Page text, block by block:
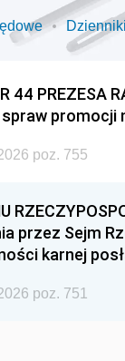
44 PREZESA
promocji
poz. 755
przez Sejm
karnej
poz. 751